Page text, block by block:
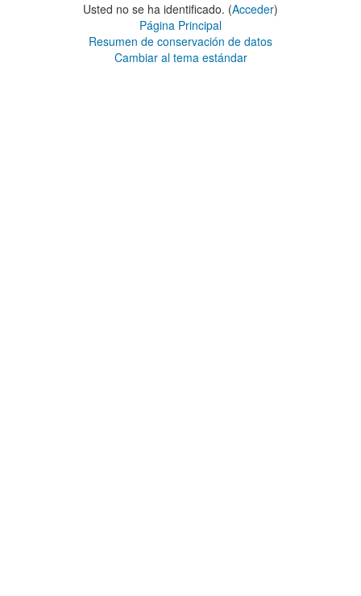
Usted no se ha identificado. (Acceder)
Página Principal
Resumen de conservación de datos
Cambiar al tema estándar